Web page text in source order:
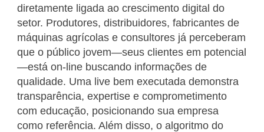
diretamente ligada ao crescimento digital do
setor. Produtores, distribuidores, fabricantes de
máquinas agrícolas e consultores já perceberam
que o público jovem—seus clientes em potencial
—está on-line buscando informações de
qualidade. Uma live bem executada demonstra
transparência, expertise e comprometimento
com educação, posicionando sua empresa
como referência. Além disso, o algoritmo do